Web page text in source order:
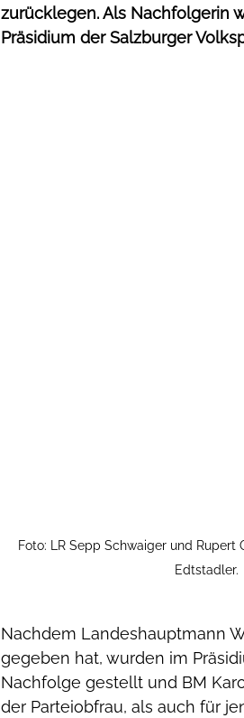
zurücklegen. Als Nachfolgerin
Präsidium der Salzburger
Foto: LR Sepp Schwaiger und
Edtstadler.
Nachdem Landeshauptmann
gegeben hat, wurden im
Nachfolge gestellt und BM
der Parteiobfrau, als auch für